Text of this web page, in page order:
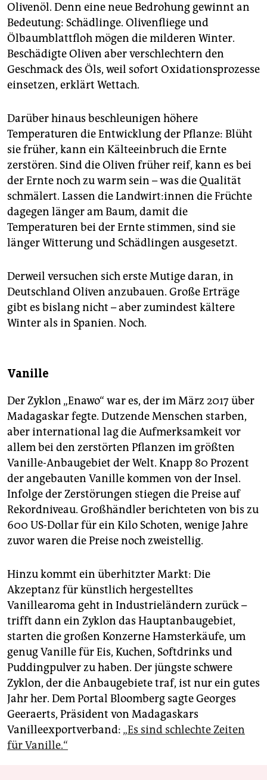
Olivenöl. Denn eine neue Bedrohung gewinnt an
Bedeutung: Schädlinge. Oliven­fliege und
Ölbaumblattfloh mögen die milderen Winter.
Beschädigte Oliven aber verschlechtern den
Geschmack des Öls, weil sofort Oxidationsprozesse
einsetzen, erklärt Wettach.
Darüber hinaus beschleunigen höhere
Temperaturen die Entwicklung der Pflanze: Blüht
sie früher, kann ein Kälteeinbruch die Ernte
zerstören. Sind die Oliven früher reif, kann es bei
der Ernte noch zu warm sein – was die Qualität
schmälert. Lassen die Land­wir­t:in­nen die Früchte
dagegen länger am Baum, damit die
Temperaturen bei der Ernte stimmen, sind sie
länger Witterung und Schädlingen ausgesetzt.
Derweil versuchen sich erste Mutige daran, in
Deutschland Oliven anzubauen. Große Erträge
gibt es bislang nicht – aber zumindest kältere
Winter als in Spanien. Noch.
Vanille
Der Zyklon „Enawo“ war es, der im März 2017 über
Madagaskar fegte. Dutzende Menschen starben,
aber international lag die Aufmerksamkeit vor
allem bei den zerstörten Pflanzen im größten
Vanille-Anbaugebiet der Welt. Knapp 80 Prozent
der angebauten Vanille kommen von der Insel.
Infolge der Zerstörungen stiegen die Preise auf
Rekordniveau. Großhändler berichteten von bis zu
600 US-Dollar für ein Kilo Schoten, wenige Jahre
zuvor waren die Preise noch zweistellig.
Hinzu kommt ein überhitzter Markt: Die
Akzeptanz für künstlich hergestelltes
Vanillearoma geht in Industrieländern zurück –
trifft dann ein Zyklon das Hauptanbaugebiet,
starten die großen Konzerne Hamsterkäufe, um
genug Vanille für Eis, Kuchen, Softdrinks und
Puddingpulver zu haben. Der jüngste schwere
Zyklon, der die Anbaugebiete traf, ist nur ein gutes
Jahr her. Dem Portal Bloomberg sagte Georges
Gee­raerts, Präsident von ­Madagaskars
Vanilleexportverband: „Es sind schlechte Zeiten
für Vanille.“